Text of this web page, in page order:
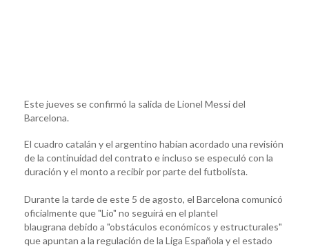
Este jueves se confirmó la salida de Lionel Messi del
Barcelona.
El cuadro catalán y el argentino habían acordado una revisión
de la continuidad del contrato e incluso se especuló con la
duración y el monto a recibir por parte del futbolista.
Durante la tarde de este 5 de agosto, el Barcelona comunicó
oficialmente que "Lio" no seguirá en el plantel
blaugrana debido a "obstáculos económicos y estructurales"
que apuntan a la regulación de la Liga Española y el estado